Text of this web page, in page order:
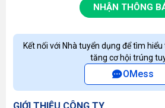
NHẬN THÔNG
Kết nối với Nhà tuyển dụng để tìm
tăng cơ hội trúng
OMess